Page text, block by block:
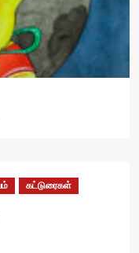
கட்டுரைகள்